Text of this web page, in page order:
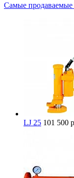
Самые продаваемые
LJ 25 101 500